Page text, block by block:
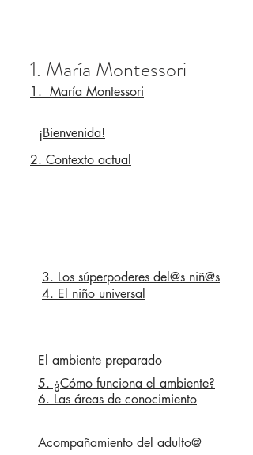
1. María Montessori
1. María Montessori
¡Bienvenida!
2. Contexto actual
3. Los súperpoderes del@s niñ@s
4. El niño universal
El ambiente preparado
5. ¿Cómo funciona el ambiente?
6. Las áreas de conocimiento
Acompañamiento del adulto@